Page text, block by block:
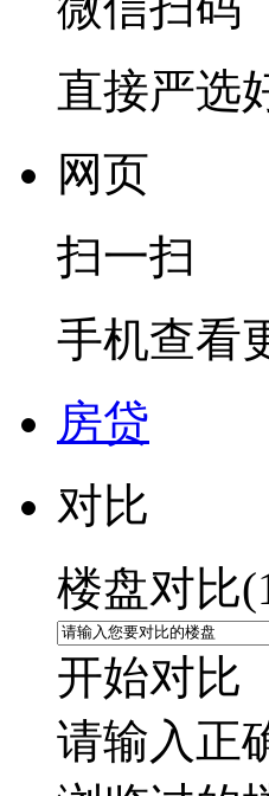
直接严选
网页
扫一扫
手机查看
房贷
对比
楼盘对比(
开始对比
请输入正